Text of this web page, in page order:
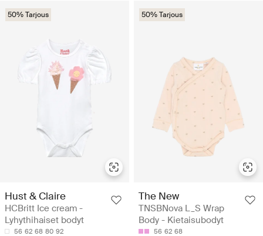
50% Tarjous
Hust & Claire
HCBritt Ice cream -
Lyhythihaiset bodyt
56 62 68 80 92
50% Tarjous
The New
TNSBNova L_S Wrap
Body - Kietaisubodyt
56 62 68